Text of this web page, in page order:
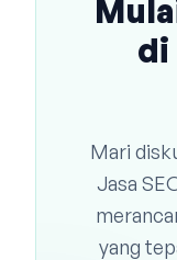
di
Mari
Jasa
yang